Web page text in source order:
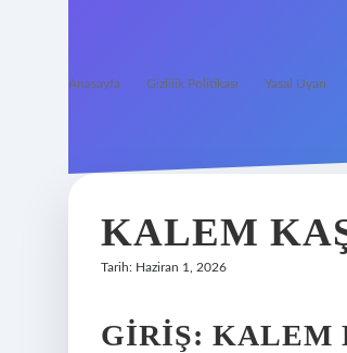
Anasayfa Gizlilik Politikası Yasal Uyarı
KALEM
Tarih: Haziran 1, 2026
GIRIŞ: KALEM